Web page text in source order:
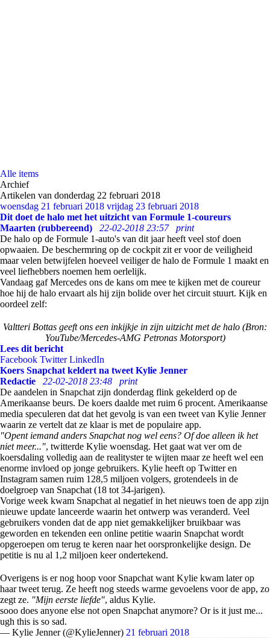
Alle items
Archief
Artikelen van donderdag 22 februari 2018
woensdag 21 februari 2018 vrijdag 23 februari 2018
Dit doet de halo met het uitzicht van Formule 1-coureurs
Maarten (rubbereend)
22-02-2018 23:57
print
De halo op de Formule 1-auto's van dit jaar heeft veel stof doen
opwaaien. De beschermring op de cockpit zit er voor de veiligheid
maar velen betwijfelen hoeveel veiliger de halo de Formule 1 maakt en
veel liefhebbers noemen hem oerlelijk.
Vandaag gaf Mercedes ons de kans om mee te kijken met de coureur
hoe hij de halo ervaart als hij zijn bolide over het circuit stuurt. Kijk en
oordeel zelf:
Valtteri Bottas geeft ons een inkijkje in zijn uitzicht met de halo (Bron:
YouTube/Mercedes-AMG Petronas Motorsport)
Lees dit bericht
Facebook Twitter LinkedIn
Koers Snapchat keldert na tweet Kylie Jenner
Redactie
22-02-2018 23:48
print
De aandelen in Snapchat zijn donderdag flink gekelderd op de
Amerikaanse beurs. De koers daalde met ruim 6 procent. Amerikaanse
media speculeren dat dat het gevolg is van een tweet van Kylie Jenner
waarin ze vertelt dat ze klaar is met de populaire app.
"Opent iemand anders Snapchat nog wel eens? Of doe alleen ik het
niet meer...", twitterde Kylie woensdag. Het gaat wat ver om de
koersdaling volledig aan de realityster te wijten maar ze heeft wel een
enorme invloed op jonge gebruikers. Kylie heeft op Twitter en
Instagram samen ruim 128,5 miljoen volgers, grotendeels in de
doelgroep van Snapchat (18 tot 34-jarigen).
Vorige week kwam Snapchat al negatief in het nieuws toen de app zijn
nieuwe update lanceerde waarin het ontwerp was veranderd. Veel
gebruikers vonden dat de app niet gemakkelijker bruikbaar was
geworden en tekenden een online petitie waarin Snapchat wordt
opgeroepen om terug te keren naar het oorspronkelijke design. De
petitie is nu al 1,2 miljoen keer ondertekend.
Overigens is er nog hoop voor Snapchat want Kylie kwam later op
haar tweet terug. Ze heeft nog steeds warme gevoelens voor de app, zo
zegt ze. "Mijn eerste liefde", aldus Kylie.
sooo does anyone else not open Snapchat anymore? Or is it just me...
ugh this is so sad.
— Kylie Jenner (@KylieJenner) 21 februari 2018